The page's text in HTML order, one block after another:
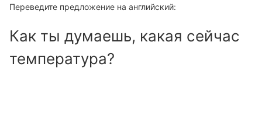
Переведите предложение на английский:
Как ты думаешь, какая сейчас
температура?